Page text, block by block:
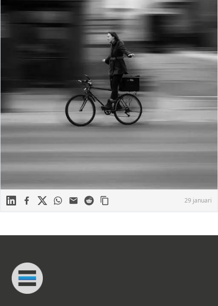
LinkedinFacebook
X WhatsApp
Mail Reddit 29 januari
Connected Minds